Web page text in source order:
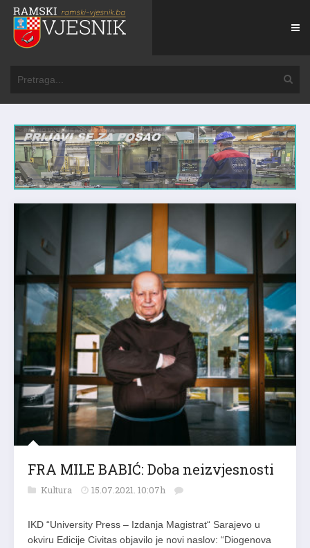
FRA MILE BABIĆ: Doba neizvjesnosti
Kultura 15.07.2021. 10:07h
IKD “University Press – Izdanja Magistrat“ Sarajevo u
okviru Edicije Civitas objavilo je novi naslov: “Diogenova